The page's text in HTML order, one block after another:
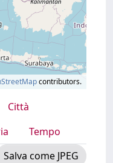
contributors.
Città
Tempo
Salva come JPEG